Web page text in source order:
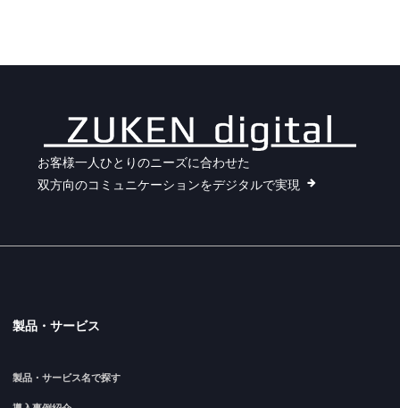
お客様一人ひとりのニーズに合わせた
双方向のコミュニケーションをデジタルで実現
製品・サービス
製品・サービス名で探す